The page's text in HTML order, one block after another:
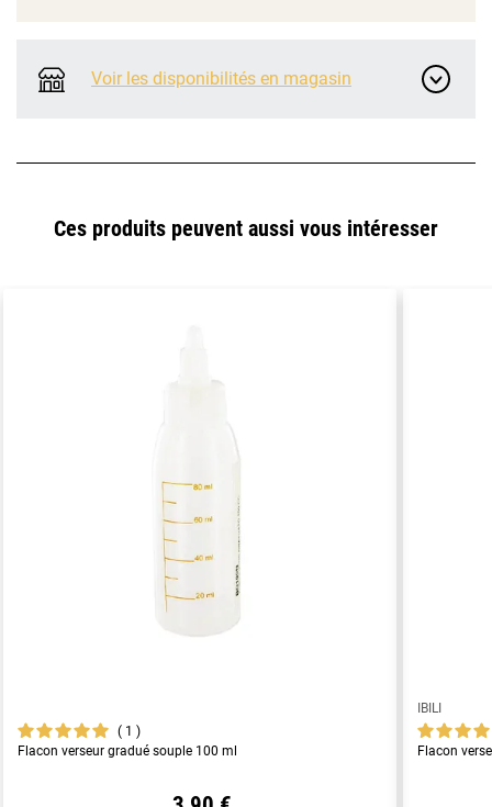
Voir les disponibilités en magasin
Ces produits peuvent aussi vous intéresser
1
Flacon verseur gradué souple 100 ml
IBILI
Flacon